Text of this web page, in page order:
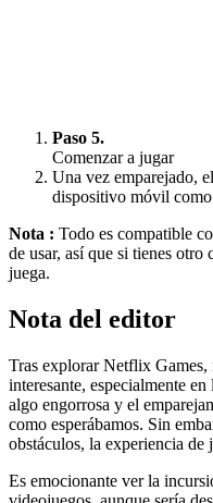
Paso 5.
Comenzar a jugar
Una vez emparejado,
dispositivo móvil
Nota : Todo es compatible
de usar, así que si tienes
juega.
Nota del editor
Tras explorar Netflix Games,
interesante, especialmente
algo engorrosa y el
como esperábamos. Sin
obstáculos, la experiencia de
Es emocionante ver la